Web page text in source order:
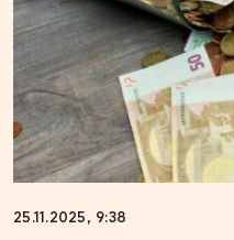
25.11.2025, 9:38